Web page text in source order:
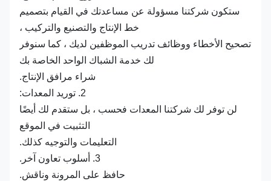
ستكون شركتنا مسؤولة عن مساعدتك في القيام بتصميم
خط الإنتاج والتصنيع والتركيب ،
تصحيح الأخطاء ووظائف تدريب الموظفين لديك ، كما سنوفر
لك خدمة الشباك الواحد الخاصة بك
شراء مرافق الإنتاج.
لن توفر لك شركتنا المعدات فحسب ، بل ستقدم لك أيضًا
التثبيت في الموقع
التعليمات والتوجيه كذلك.
حافظ على المرونة وناقش.